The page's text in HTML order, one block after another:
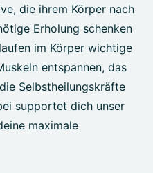
die ihrem Körper nach
Erholung schenken
im Körper wichtige
entspannen, das
Selbstheilungskräfte
supportet dich unser
maximale